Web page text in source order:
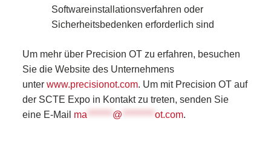
Softwareinstallationsverfahren oder
Sicherheitsbedenken erforderlich sind
Um mehr über Precision OT zu erfahren, besuchen
Sie die Website des Unternehmens
unter www.precisionot.com. Um mit Precision OT auf
der SCTE Expo in Kontakt zu treten, senden Sie
eine E-Mail ma ******* @ ********* ot.com.